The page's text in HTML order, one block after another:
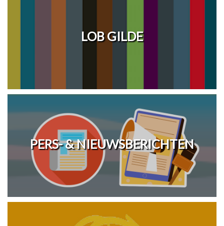
LOB GILDE
PERS- & NIEUWSBERICHTEN